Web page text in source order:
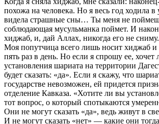
похожа на человека. Но я весь год ходила в
видела страшные сны… Ты меня не
соблюдающая мусульманка поймет. И
хиджаб, и, дай Аллах, никогда его не сниму.
Моя попутчица всего лишь носит хиджаб и
пять раз в день. Но если я спрошу ее, хочет
установления шариата на территории
будет сказать: «да». Если я скажу, что
государстве невозможен, ей придется
отделение Кавказа. «Хотите ли вы
тот вопрос, о который спотыкаются
Они не могут сказать «да», ведь живут в
И не могут сказать «нет» — какие они